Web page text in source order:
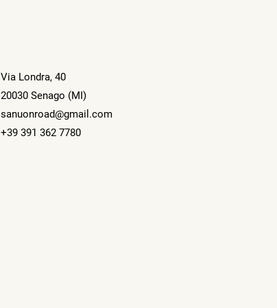
Via Londra, 40
20030 Senago (MI)
sanuonroad@gmail.com
+39 391 362 7780